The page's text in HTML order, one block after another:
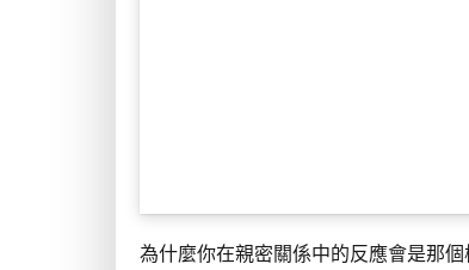
為什麼你在親密關係中的反應會是那